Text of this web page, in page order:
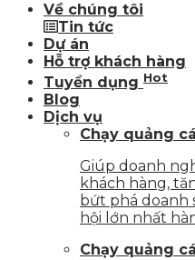
Về chúng tôi
Tin tức
Dự án
Hỗ trợ khách hàng
Tuyển dụng Hot
Blog
Dịch vụ
Chạy quảng
Giúp doanh
khách hàng,
bứt phá doanh
hội lớn nhất
Chạy quảng